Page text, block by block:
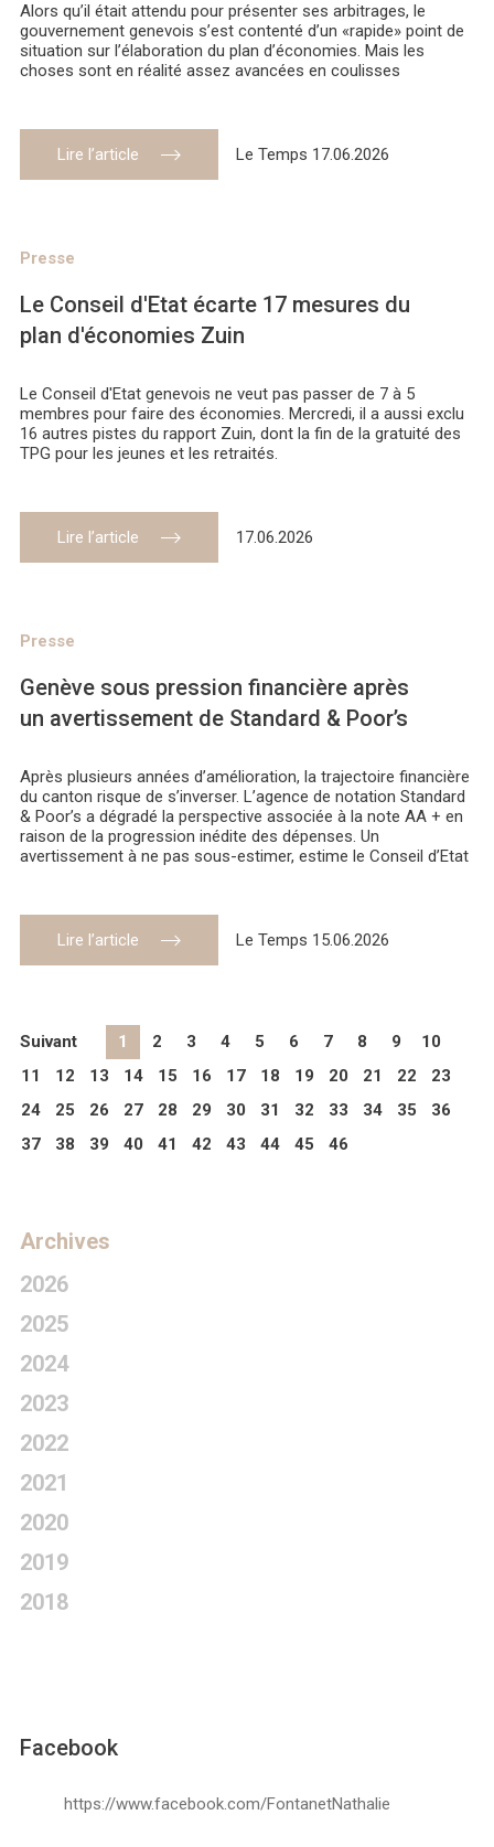
Alors qu’il était attendu pour présenter ses arbitrages, le
gouvernement genevois s’est contenté d’un «rapide» point de
situation sur l’élaboration du plan d’économies. Mais les
choses sont en réalité assez avancées en coulisses
Lire l’article Le Temps 17.06.2026
Presse
Le Conseil d'Etat écarte 17 mesures du
plan d'économies Zuin
Le Conseil d'Etat genevois ne veut pas passer de 7 à 5
membres pour faire des économies. Mercredi, il a aussi exclu
16 autres pistes du rapport Zuin, dont la fin de la gratuité des
TPG pour les jeunes et les retraités.
Lire l’article 17.06.2026
Presse
Genève sous pression financière après
un avertissement de Standard & Poor’s
Après plusieurs années d’amélioration, la trajectoire financière
du canton risque de s’inverser. L’agence de notation Standard
& Poor’s a dégradé la perspective associée à la note AA + en
raison de la progression inédite des dépenses. Un
avertissement à ne pas sous-estimer, estime le Conseil d’Etat
Lire l’article Le Temps 15.06.2026
Suivant 1 2 3 4 5 6 7 8 9
10
11
12 13 14 15 16 17 18 19 20 21 22
23
24
25 26 27 28 29 30 31 32 33 34 35
36
37
38 39 40 41 42 43 44 45 46
Archives
2026
2025
2024
2023
2022
2021
2020
2019
2018
Facebook
https://www.facebook.com/FontanetNathalie